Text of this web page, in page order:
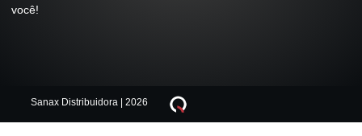
você!
Sanax Distribuidora | 2026